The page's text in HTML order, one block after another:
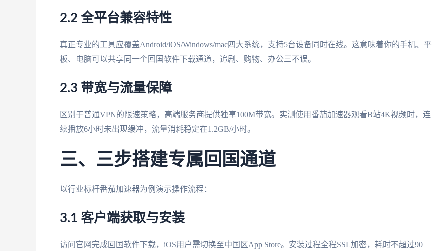
2.2 全平台兼容特性
真正专业的工具应覆盖Android/iOS/Windows/mac四大系统，支持5台设备同时在线。这意味着你的手机、平
板、电脑可以共享同一个回国软件下载通道，追剧、购物、办公三不误。
2.3 带宽与流量保障
区别于普通VPN的限速策略，高端服务商提供独享100M带宽。实测使用番茄加速器观看B站4K视频时，连
续播放6小时未出现缓冲，流量消耗稳定在1.2GB/小时。
三、三步搭建专属回国通道
以行业标杆番茄加速器为例演示操作流程：
3.1 客户端获取与安装
访问官网完成回国软件下载，iOS用户需切换至中国区App Store。安装过程全程SSL加密，耗时不超过90